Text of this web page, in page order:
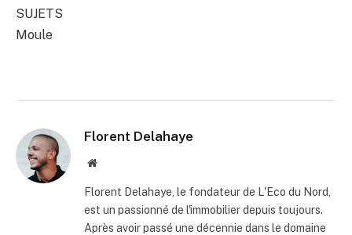
SUJETS
Moule
Florent Delahaye
Site
Florent Delahaye, le fondateur de L'Eco du Nord,
est un passionné de l'immobilier depuis toujours.
Après avoir passé une décennie dans le domaine